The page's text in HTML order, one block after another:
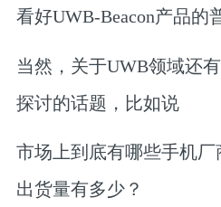
看好UWB-Beacon产品的
当然，关于UWB领域还
探讨的话题，比如说
市场上到底有哪些手机
出货量有多少？